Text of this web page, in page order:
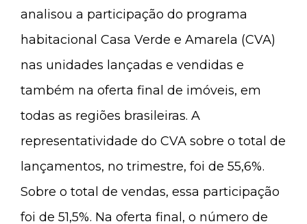
analisou a participação do programa
habitacional Casa Verde e Amarela (CVA)
nas unidades lançadas e vendidas e
também na oferta final de imóveis, em
todas as regiões brasileiras. A
representatividade do CVA sobre o total de
lançamentos, no trimestre, foi de 55,6%.
Sobre o total de vendas, essa participação
foi de 51,5%. Na oferta final, o número de